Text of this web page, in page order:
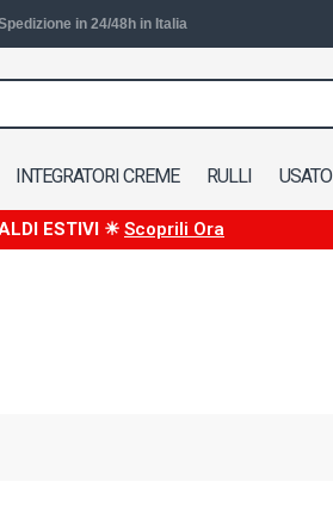
in 24/48h in Italia
INTEGRATORI CREME RULLI USATO
ESTIVI ☀ Scoprili Ora